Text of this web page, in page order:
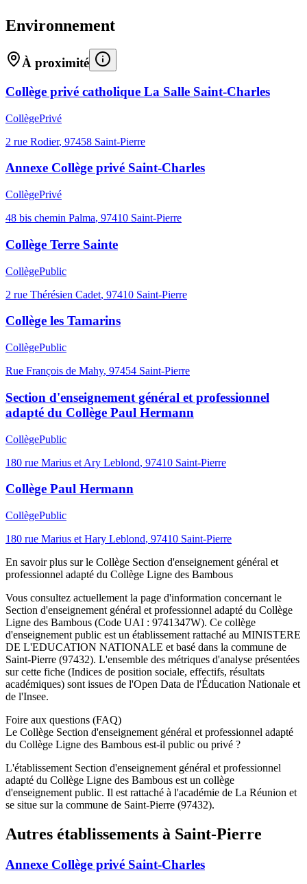
Environnement
À proximité
Collège privé catholique La Salle Saint-Charles
CollègePrivé
2 rue Rodier, 97458 Saint-Pierre
Annexe Collège privé Saint-Charles
CollègePrivé
48 bis chemin Palma, 97410 Saint-Pierre
Collège Terre Sainte
CollègePublic
2 rue Thérésien Cadet, 97410 Saint-Pierre
Collège les Tamarins
CollègePublic
Rue François de Mahy, 97454 Saint-Pierre
Section d'enseignement général et professionnel
adapté du Collège Paul Hermann
CollègePublic
180 rue Marius et Ary Leblond, 97410 Saint-Pierre
Collège Paul Hermann
CollègePublic
180 rue Marius et Hary Leblond, 97410 Saint-Pierre
En savoir plus sur le Collège Section d'enseignement général et
professionnel adapté du Collège Ligne des Bambous
Vous consultez actuellement la page d'information concernant le
Section d'enseignement général et professionnel adapté du Collège
Ligne des Bambous (Code UAI : 9741347W). Ce collège
d'enseignement public est un établissement rattaché au MINISTERE
DE L'EDUCATION NATIONALE et basé dans la commune de
Saint-Pierre (97432). L'ensemble des métriques d'analyse présentées
sur cette fiche (Indices de position sociale, effectifs, résultats
académiques) sont issues de l'Open Data de l'Éducation Nationale et
de l'Insee.
Foire aux questions (FAQ)
Le Collège Section d'enseignement général et professionnel adapté
du Collège Ligne des Bambous est-il public ou privé ?
L'établissement Section d'enseignement général et professionnel
adapté du Collège Ligne des Bambous est un collège
d'enseignement public. Il est rattaché à l'académie de La Réunion et
se situe sur la commune de Saint-Pierre (97432).
Autres établissements à Saint-Pierre
Annexe Collège privé Saint-Charles